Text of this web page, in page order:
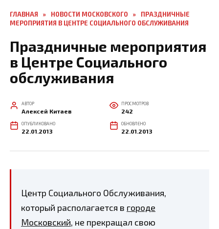
ГЛАВНАЯ » НОВОСТИ МОСКОВСКОГО »
ПРАЗДНИЧНЫЕ
МЕРОПРИЯТИЯ В ЦЕНТРЕ СОЦИАЛЬНОГО ОБСЛУЖИВАНИЯ
Праздничные мероприятия
в Центре Социального
обслуживания
АВТОР
Алексей Китаев
ПРОСМОТРОВ
242
ОПУБЛИКОВАНО
22.01.2013
ОБНОВЛЕНО
22.01.2013
Центр Социального Обслуживания,
который располагается в городе
Московский, не прекращал свою